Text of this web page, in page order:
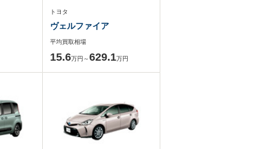
トヨタ
ヴェルファイア
平均買取相場
15.6万円～629.1万円